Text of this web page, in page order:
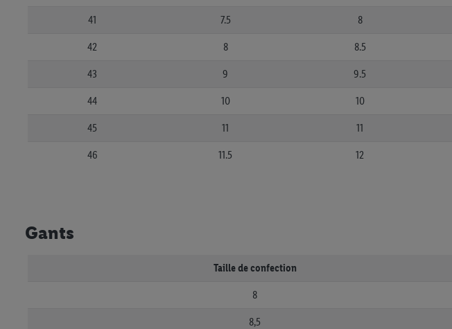
41 7.5 8
42 8 8.5
43 9 9.5
44 10 10
45 11 11
46 11.5 12
Gants
Taille de confection
8
8,5